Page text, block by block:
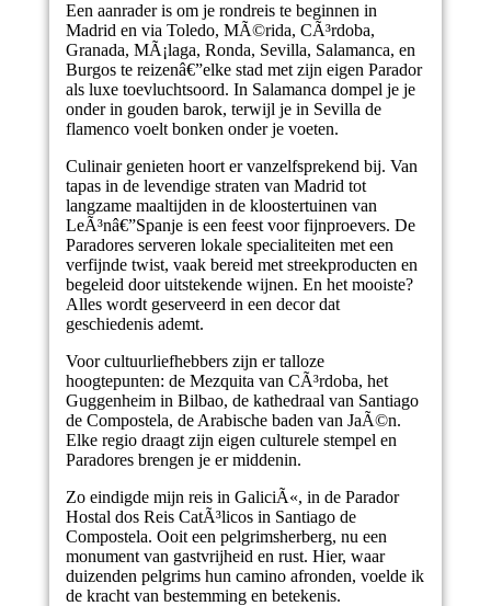
Een aanrader is om je rondreis te beginnen in
Madrid en via Toledo, MÃ©rida, CÃ³rdoba,
Granada, MÃ¡laga, Ronda, Sevilla, Salamanca, en
Burgos te reizenâ€”elke stad met zijn eigen Parador
als luxe toevluchtsoord. In Salamanca dompel je je
onder in gouden barok, terwijl je in Sevilla de
flamenco voelt bonken onder je voeten.
Culinair genieten hoort er vanzelfsprekend bij. Van
tapas in de levendige straten van Madrid tot
langzame maaltijden in de kloostertuinen van
LeÃ³nâ€”Spanje is een feest voor fijnproevers. De
Paradores serveren lokale specialiteiten met een
verfijnde twist, vaak bereid met streekproducten en
begeleid door uitstekende wijnen. En het mooiste?
Alles wordt geserveerd in een decor dat
geschiedenis ademt.
Voor cultuurliefhebbers zijn er talloze
hoogtepunten: de Mezquita van CÃ³rdoba, het
Guggenheim in Bilbao, de kathedraal van Santiago
de Compostela, de Arabische baden van JaÃ©n.
Elke regio draagt zijn eigen culturele stempel en
Paradores brengen je er middenin.
Zo eindigde mijn reis in GaliciÃ«, in de Parador
Hostal dos Reis CatÃ³licos in Santiago de
Compostela. Ooit een pelgrimsherberg, nu een
monument van gastvrijheid en rust. Hier, waar
duizenden pelgrims hun camino afronden, voelde ik
de kracht van bestemming en betekenis.